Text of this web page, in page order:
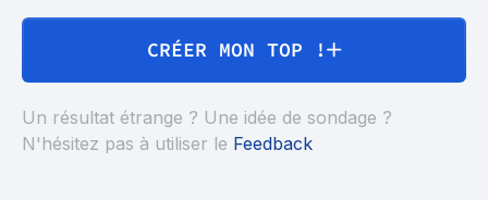
CRÉER MON TOP !
Un résultat étrange ? Une idée de sondage ?
N'hésitez pas à utiliser le Feedback